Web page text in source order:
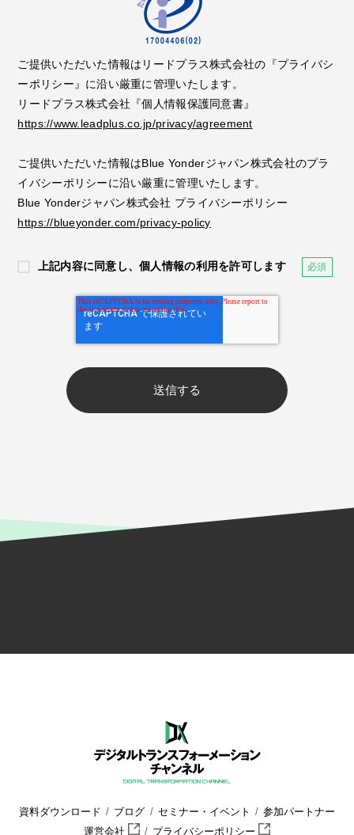
ご提供いただいた情報はリードプラス株式会社の『プライバシ
ーポリシー』に沿い厳重に管理いたします。
リードプラス株式会社『個人情報保護同意書』
https://www.leadplus.co.jp/privacy/agreement
ご提供いただいた情報はBlue Yonderジャパン株式会社のプラ
イバシーポリシーに沿い厳重に管理いたします。
Blue Yonderジャパン株式会社 プライバシーポリシー
https://blueyonder.com/privacy-policy
上記内容に同意し、個人情報の利用を許可します
資料ダウンロード ブログ セミナー・イベント
参加パートナー
運営会社
プライバシーポリシー